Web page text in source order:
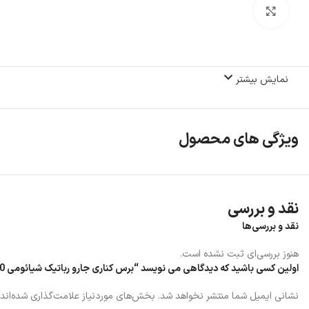
نمایش بیشتر
ویژگی های محصول
نقد و بررسی
نقد و بررسی‌ها
هنوز بررسی‌ای ثبت نشده است.
اولین کسی باشید که دیدگاهی می نویسد “برس کناری جارو رباتیک شیائومی S20”
نشانی ایمیل شما منتشر نخواهد شد. بخش‌های موردنیاز علامت‌گذاری